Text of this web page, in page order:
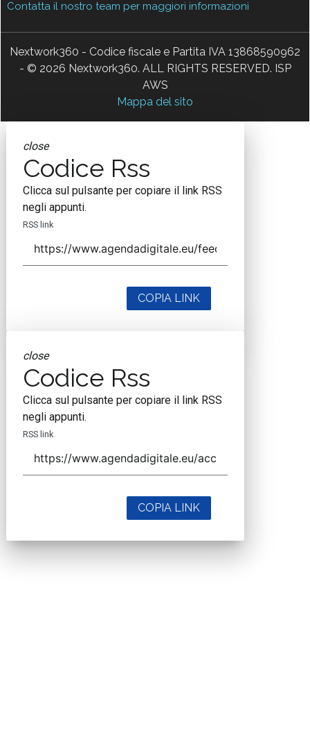
Contatta il nostro team per maggiori informazioni
Nextwork360 - Codice fiscale e Partita IVA 13868590962
- © 2026 Nextwork360. ALL RIGHTS RESERVED. ISP
AWS
Mappa del sito
close
Codice Rss
Clicca sul pulsante per copiare il link RSS
negli appunti.
RSS link
COPIA LINK
close
Codice Rss
Clicca sul pulsante per copiare il link RSS
negli appunti.
RSS link
COPIA LINK